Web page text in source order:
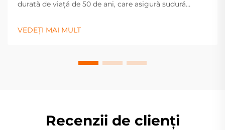
durată de viață de 50 de ani, care asigură sudură
VEDEȚI MAI MULT
Recenzii de clienți